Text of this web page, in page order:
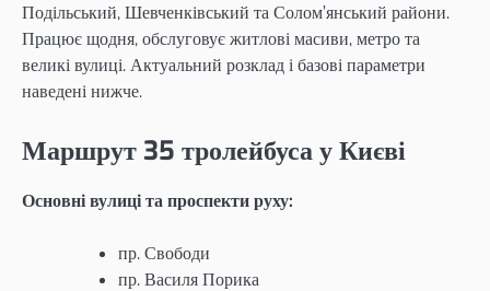
Подільський, Шевченківський та Солом’янський райони.
Працює щодня, обслуговує житлові масиви, метро та
великі вулиці. Актуальний розклад і базові параметри
наведені нижче.
Маршрут 35 тролейбуса у Києві
Основні вулиці та проспекти руху:
пр. Свободи
пр. Василя Порика